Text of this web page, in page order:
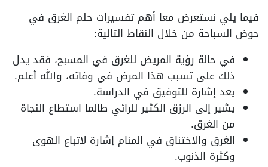
فيما يلي نستعرض معا أهم تفسيرات حلم الغرق في
حوض السباحة من خلال النقاط التالية:
في حالة رؤية المريض للغرق في المسبح، فقد يدل
ذلك على تسبب هذا المرض في وفاته، والله أعلم.
يعد إشارة للتوفيق في الدراسة.
يشير إلى الرزق الكثير للرائي طالما استطاع النجاة
من الغرق.
الغرق والاختناق في المنام إشارة لاتباع الهوى
وكثرة الذنوب.